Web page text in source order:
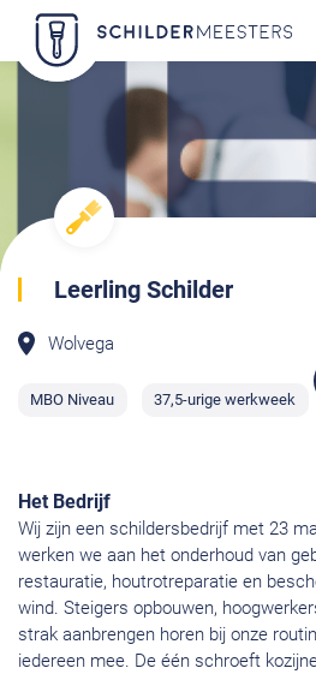
Leerling Schilder
Wolvega
MBO Niveau 37,5-urige werkweek
Het Bedrijf
Wij zijn een schildersbedrijf met 23
werken we aan het onderhoud van
restauratie, houtrotreparatie en
wind. Steigers opbouwen,
strak aanbrengen horen bij onze
iedereen mee. De één schroeft